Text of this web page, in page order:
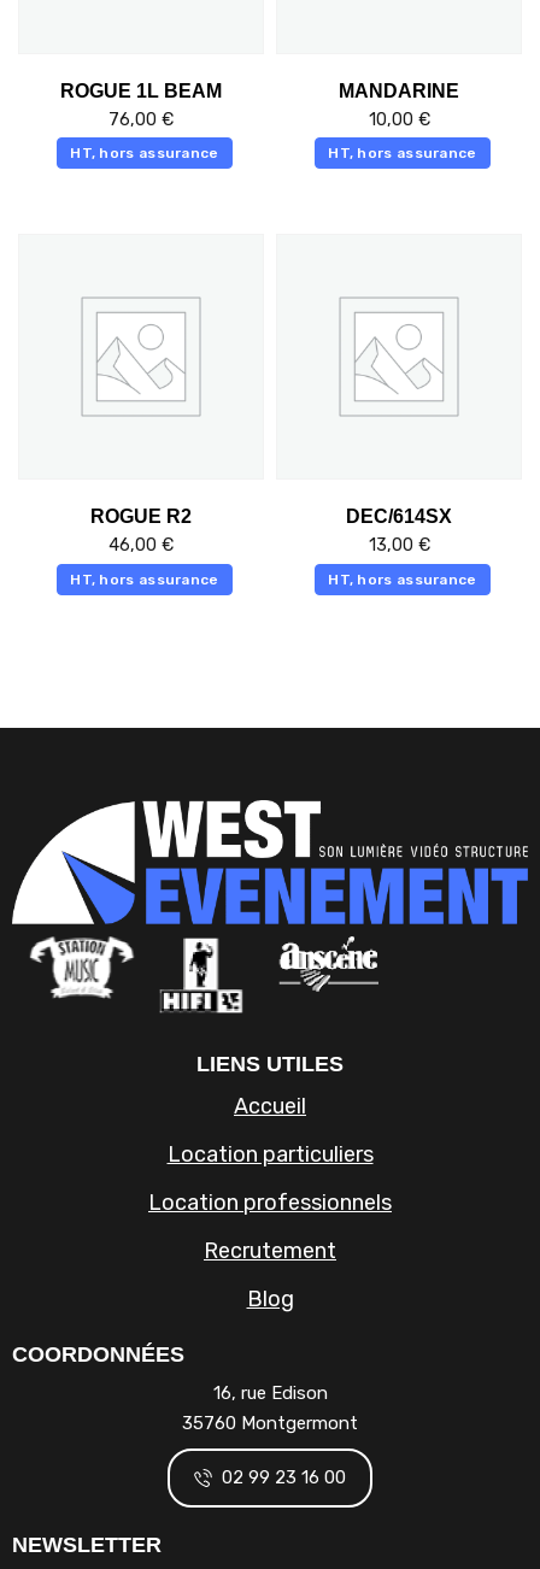
ROGUE 1L BEAM
76,00 €
HT, hors assurance
MANDARINE
10,00 €
HT, hors assurance
ROGUE R2
46,00 €
HT, hors assurance
DEC/614SX
13,00 €
HT, hors assurance
LIENS UTILES
Accueil
Location particuliers
Location professionnels
Recrutement
Blog
COORDONNÉES
16, rue Edison
35760 Montgermont
02 99 23 16 00
NEWSLETTER